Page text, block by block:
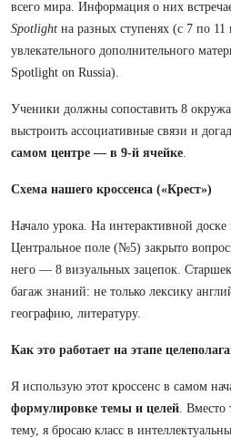
всего мира. Информация о них
Spotlight на разных ступенях (с 7 по 11
увлекательного дополнительного
Spotlight on Russia).
Ученики должны сопоставить 8
выстроить ассоциативные связи и
самом центре — в 9-й ячейке.
Схема нашего кроссенса («Крест»)
Начало урока. На интерактивной доске
Центральное поле (№5) закрыто
него — 8 визуальных зацепок.
багаж знаний: не только лексику
географию, литературу.
Как это работает на этапе
Я использую этот кроссенс в самом
формулировке темы и целей. Вместо
тему, я бросаю класс в